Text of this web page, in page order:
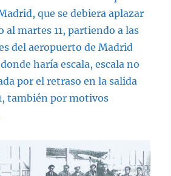
que se debiera aplazar
al martes 11, partiendo a las
del aeropuerto de Madrid
haría escala, escala no
por el retraso en la salida
también por motivos